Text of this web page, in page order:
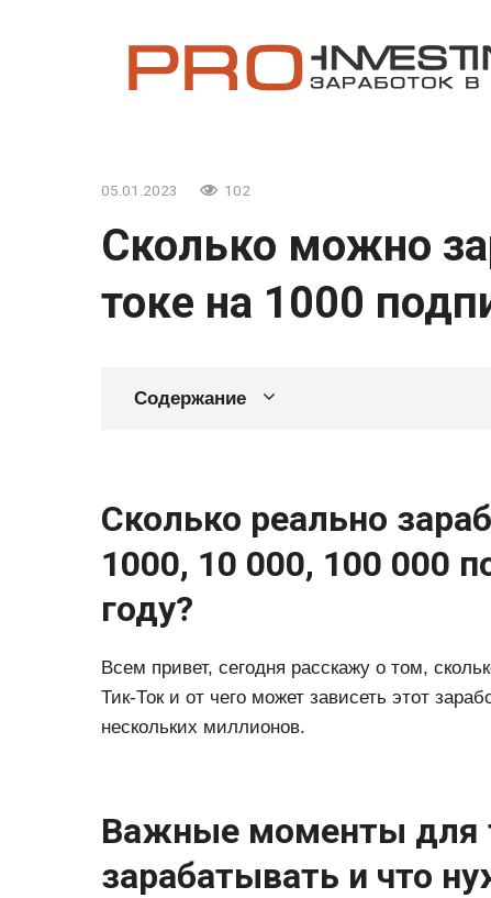
05.01.2023 102
Сколько можно
токе на 1000
Содержание
Сколько реально
1000, 10 000, 100 000
году?
Всем привет, сегодня расскажу о том,
Тик-Ток и от чего может зависеть этот
нескольких миллионов.
Важные моменты для
зарабатывать и что